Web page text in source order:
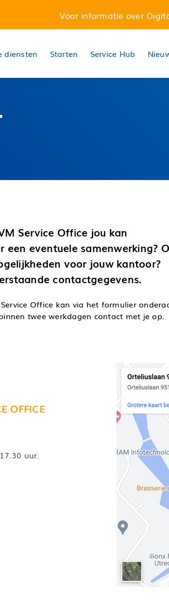
Voor informatie over
diensten Starten Service Hub
Service Office jou kan
een eventuele samenwerking?
voor jouw kantoor?
contactgegevens.
Office kan via het formulier
twee werkdagen contact met je op.
OFFICE
uur.